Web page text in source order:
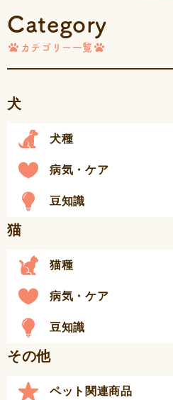
Category
カテゴリー一覧
犬
犬種
病気・ケア
豆知識
猫
猫種
病気・ケア
豆知識
その他
ペット関連商品